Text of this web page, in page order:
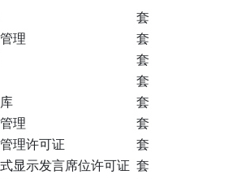
套
理
套
套
套
套
理
套
理许可证
套
显示发言席位许可证 套